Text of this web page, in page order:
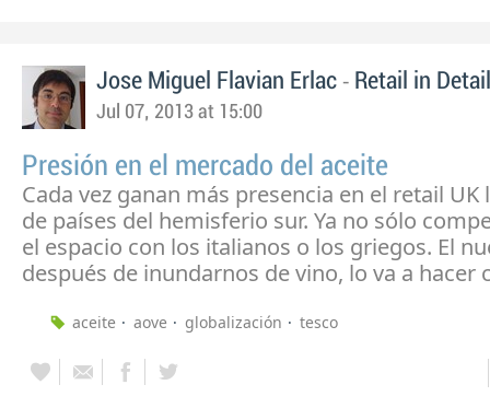
Jose Miguel Flavian Erlac - Retail in Detail
Jul 07, 2013 at 15:00
Presión en el mercado del aceite
Cada vez ganan más presencia en el retail UK
de países del hemisferio sur. Ya no sólo
el espacio con los italianos o los griegos. El
después de inundarnos de vino, lo va a hacer
aceite aove globalización tesco